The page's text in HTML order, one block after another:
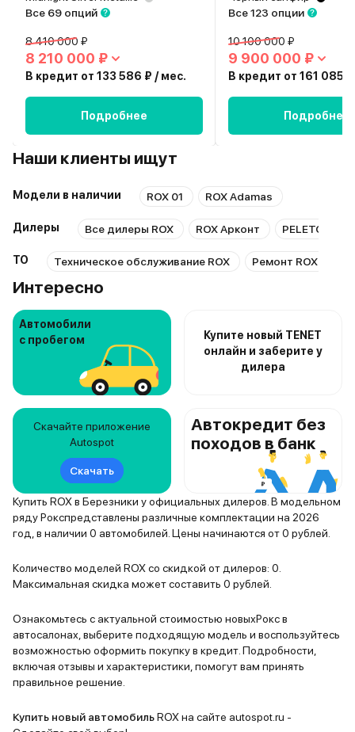
Все 69 опций
8 410 000 ₽
8 210 000 ₽
В кредит от 133 586 ₽ / мес.
Подробнее
Все 123 опции
10 100 000 ₽
9 900 000 ₽
В кредит от 161 085
Подробнее
Наши клиенты ищут
Модели в наличии ROX 01 ROX Adamas
Дилеры Все дилеры ROX ROX Арконт PELETON
ТО Техническое обслуживание ROX Ремонт ROX
Интересно
Автомобили
с пробегом
Купите новый TENET
онлайн и заберите у
дилера
Скачайте приложение
Autospot
Скачать
Автокредит без
походов в банк
Купить ROX в Березники у официальных дилеров. В модельном
ряду Рокспредставлены различные комплектации на 2026
год, в наличии 0 автомобилей. Цены начинаются от 0 рублей.
Количество моделей ROX со скидкой от дилеров: 0.
Максимальная скидка может составить 0 рублей.
Ознакомьтесь с актуальной стоимостью новыхРокс в
автосалонах, выберите подходящую модель и воспользуйтесь
возможностью оформить покупку в кредит. Подробности,
включая отзывы и характеристики, помогут вам принять
правильное решение.
Купить новый автомобильROX на сайте autospot.ru -